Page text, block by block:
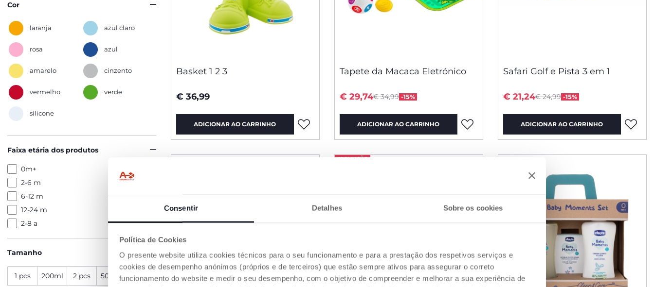
Consentir Detalhes Sobre os cookies
Política de Cookies
O presente website utiliza cookies técnicos para o seu funcionamento e para a prestação dos respetivos serviços e
cookies de desempenho anónimos (próprios e de terceiros) que estão sempre ativos para assegurar o correto
funcionamento do website e medir o seu desempenho, com o objetivo de compreender e melhorar a sua experiência de
Cor
laranja azul claro
rosa azul
amarelo cinzento
vermelho verde
silicone
Faixa etária dos produtos
0m+
2-6 m
6-12 m
12-24 m
2-8 a
Tamanho
1 pcs 200ml 2 pcs 500ml 500 ml
Basket 1 2 3
€ 36,99
ADICIONAR AO CARRINHO
Tapete da Macaca Eletrónico
Price reduced from
€ 34,99 -15%
to
€ 29,74
ADICIONAR AO CARRINHO
Safari Golf e Pista 3 em 1
Price reduced from
€ 24,99 -15%
to
€ 21,24
ADICIONAR AO CARRINHO
PROMOÇÃO